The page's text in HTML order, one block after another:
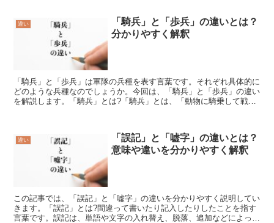
違い
「騎兵」と「歩兵」の違いとは？
分かりやすく解釈
「騎兵」と「歩兵」は軍隊の兵種を表す言葉です。それぞれ具体的に
どのような兵種なのでしょうか。今回は、「騎兵」と「歩兵」の違い
を解説します。「騎兵」とは?「騎兵」とは、「動物に騎乗して戦う
違い
「誤記」と「嘘字」の違いとは？
意味や違いを分かりやすく解釈
この記事では、「誤記」と「嘘字」の違いを分かりやすく説明してい
きます。「誤記」とは?間違って書いたり記入したりしたことを指す
言葉です。誤記は、単語や文字の入れ替え、脱落、追加などによって